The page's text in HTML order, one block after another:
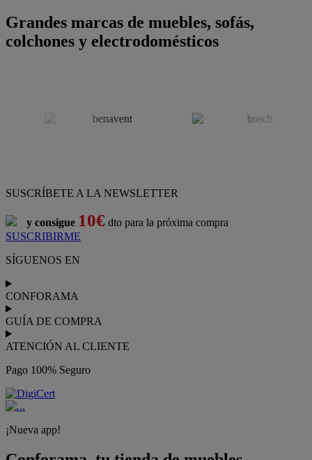
Grandes marcas de muebles, sofás,
colchones y electrodomésticos
SUSCRÍBETE A LA NEWSLETTER
y consigue 10€ dto para la próxima compra
SUSCRIBIRME
SÍGUENOS EN
CONFORAMA
GUÍA DE COMPRA
ATENCIÓN AL CLIENTE
Pago 100% Seguro
¡Nueva app!